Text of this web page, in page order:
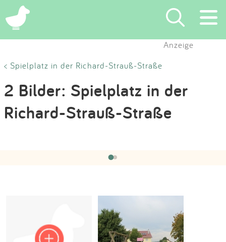
×
Suchen
Eintragen
App
Kontakt
Impressum
Anzeige
< Spielplatz in der Richard-Strauß-Straße
2 Bilder: Spielplatz in der
Richard-Strauß-Straße